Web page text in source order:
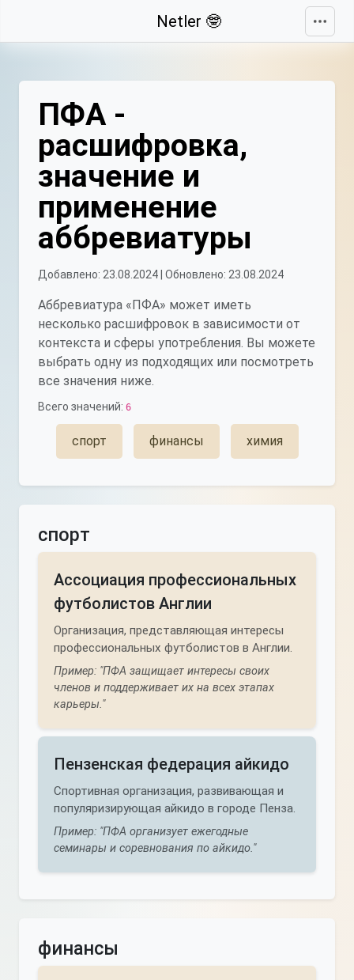
Netler 🤓
ПФА -
расшифровка,
значение и
применение
аббревиатуры
Добавлено: 23.08.2024 | Обновлено: 23.08.2024
Аббревиатура «ПФА» может иметь
несколько расшифровок в зависимости от
контекста и сферы употребления. Вы можете
выбрать одну из подходящих или посмотреть
все значения ниже.
Всего значений: 6
спорт финансы химия
спорт
Ассоциация профессиональных
футболистов Англии
Организация, представляющая интересы
профессиональных футболистов в Англии.
Пример: "ПФА защищает интересы своих
членов и поддерживает их на всех этапах
карьеры."
Пензенская федерация айкидо
Спортивная организация, развивающая и
популяризирующая айкидо в городе Пенза.
Пример: "ПФА организует ежегодные
семинары и соревнования по айкидо."
финансы